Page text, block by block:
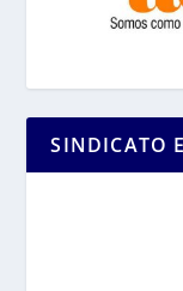
SINDICATO